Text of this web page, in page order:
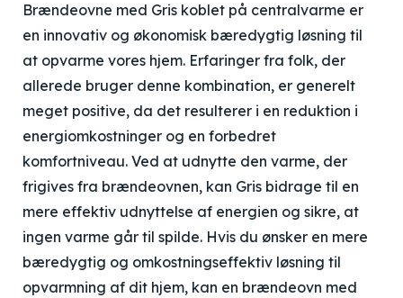
Brændeovne med Gris koblet på centralvarme er
en innovativ og økonomisk bæredygtig løsning til
at opvarme vores hjem. Erfaringer fra folk, der
allerede bruger denne kombination, er generelt
meget positive, da det resulterer i en reduktion i
energiomkostninger og en forbedret
komfortniveau. Ved at udnytte den varme, der
frigives fra brændeovnen, kan Gris bidrage til en
mere effektiv udnyttelse af energien og sikre, at
ingen varme går til spilde. Hvis du ønsker en mere
bæredygtig og omkostningseffektiv løsning til
opvarmning af dit hjem, kan en brændeovn med